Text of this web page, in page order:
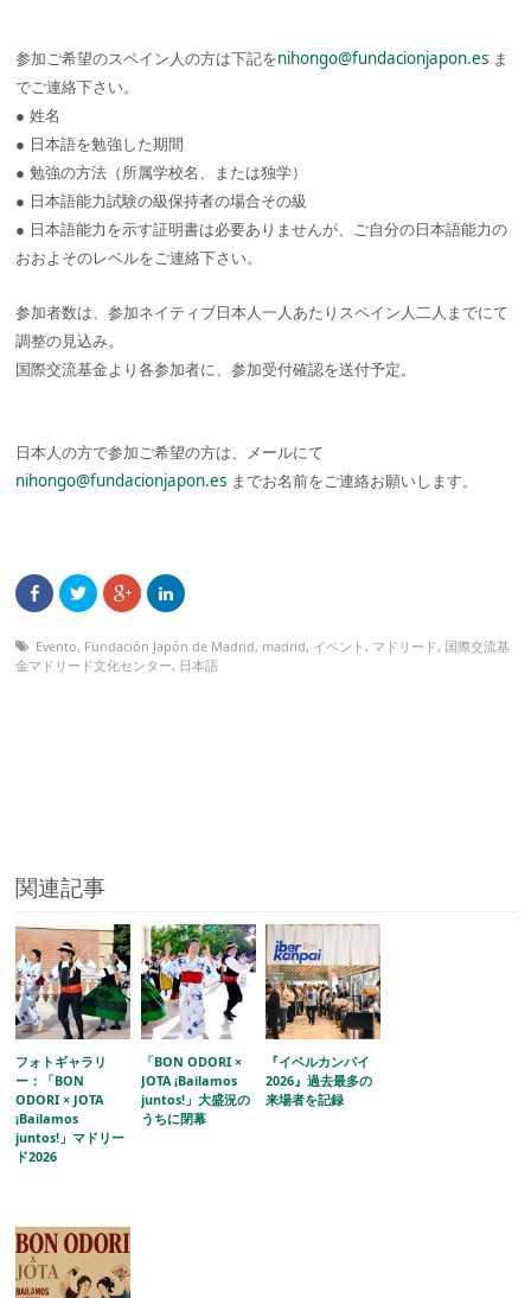
参加ご希望のスペイン人の方は下記をnihongo@fundacionjapon.es ま
でご連絡下さい。
● 姓名
● 日本語を勉強した期間
● 勉強の方法（所属学校名、または独学）
● 日本語能力試験の級保持者の場合その級
● 日本語能力を示す証明書は必要ありませんが、ご自分の日本語能力の
おおよそのレベルをご連絡下さい。
参加者数は、参加ネイティブ日本人一人あたりスペイン人二人までにて
調整の見込み。
国際交流基金より各参加者に、参加受付確認を送付予定。
日本人の方で参加ご希望の方は、メールにて
nihongo@fundacionjapon.es までお名前をご連絡お願いします。
Evento, Fundación Japón de Madrid, madrid, イベント, マドリード, 国際交流基
金マドリード文化センター, 日本語
関連記事
フォトギャラリ
ー：「BON
ODORI × JOTA
¡Bailamos
juntos!」マドリー
ド2026
「BON ODORI ×
JOTA ¡Bailamos
juntos!」大盛況の
うちに閉幕
『イベルカンパイ
2026』過去最多の
来場者を記録